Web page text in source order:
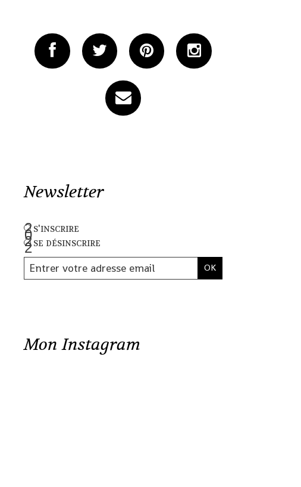
Newsletter
s'inscrire
se désinscrire
Mon Instagram